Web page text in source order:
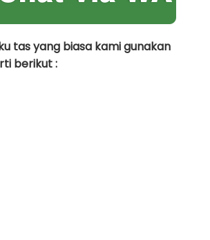
tas yang biasa kami gunakan
berikut :